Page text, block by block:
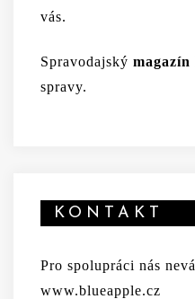
vás.
Spravodajský magazín
spravy.
KONTAKT
Pro spolupráci nás
www.blueapple.cz